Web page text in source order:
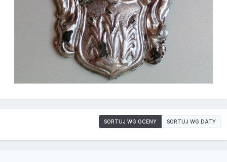
SORTUJ WG OCENY SORTUJ WG DATY